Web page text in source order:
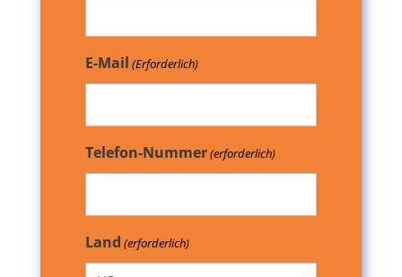
E-Mail (Erforderlich)
Telefon-Nummer(erforderlich)
Land (erforderlich)